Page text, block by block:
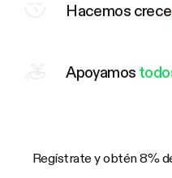
Hacemos
Apoyamos
Regístrate y obtén 8%